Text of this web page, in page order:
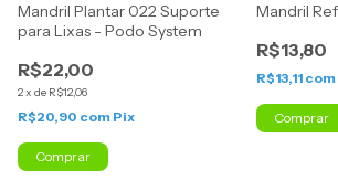
Mandril Plantar 022 Suporte
para Lixas - Podo System
R$22,00
2x de R$12,06
R$20,90 com Pix
Comprar
Mandril
R$13,80
R$13,11 com